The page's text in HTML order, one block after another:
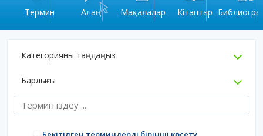
Термин Алаң Мақалалар Кітаптар
Категорияны таңдаңыз
Барлығы